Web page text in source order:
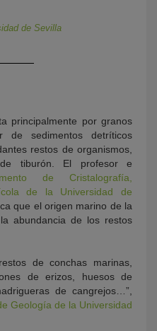
de Sevilla
principalmente por granos
de sedimentos detríticos
restos de organismos,
tiburón. El profesor e
de Cristalografía,
de la Universidad de
que el origen marino de la
abundancia de los restos
de conchas marinas,
de erizos, huesos de
de cangrejos…”,
Geología de la Universidad